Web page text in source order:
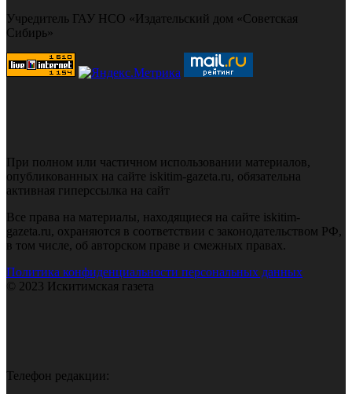
Учредитель ГАУ НСО «Издательский дом «Советская
Сибирь»
При полном или частичном использовании материалов,
опубликованных на сайте iskitim-gazeta.ru, обязательна
активная гиперссылка на сайт
Все права на материалы, находящиеся на сайте iskitim-
gazeta.ru, охраняются в соответствии с законодательством РФ,
в том числе, об авторском праве и смежных правах.
Политика конфиденциальности персональных данных
© 2023 Искитимская газета
Телефон редакции: